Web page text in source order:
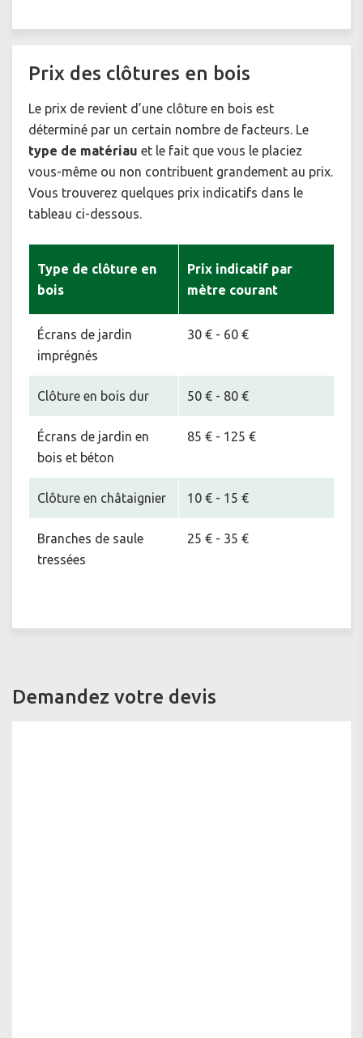
Prix des clôtures en bois
Le prix de revient d’une clôture en bois est
déterminé par un certain nombre de facteurs. Le
type de matériau et le fait que vous le placiez
vous-même ou non contribuent grandement au prix.
Vous trouverez quelques prix indicatifs dans le
tableau ci-dessous.
Type de clôture en
bois
Prix indicatif par
mètre courant
Écrans de jardin
imprégnés
30 € - 60 €
Clôture en bois dur 50 € - 80 €
Écrans de jardin en
bois et béton
85 € - 125 €
Clôture en châtaignier 10 € - 15 €
Branches de saule
tressées
25 € - 35 €
Demandez votre devis